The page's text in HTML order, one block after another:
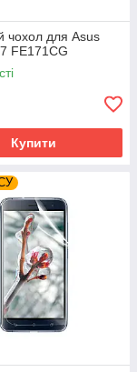
чохол для Asus
FE171CG
Купити